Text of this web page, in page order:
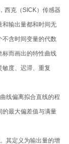
西克（SICK）传感器
和输出量都和时间无
不含时间变量的代数
标而画出的特性曲线
敏度、迟滞、重复
线偏离拟合直线的程
的最大偏差值与满量
其定义为输出量的增